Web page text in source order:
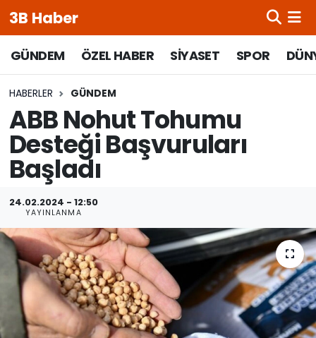
3B Haber
GÜNDEM ÖZEL HABER SİYASET SPOR
HABERLER GÜNDEM
ABB Nohut Tohumu
Desteği Başvuruları
Başladı
24.02.2024 - 12:50
YAYINLANMA
Beypazarı Hava Durumu
Beypazarı Trafik Yoğunluk Haritası
Süper Lig Puan Durumu ve Fikstür
Tüm Manşetler
Son Dakika Haberleri
Haber Arşivi